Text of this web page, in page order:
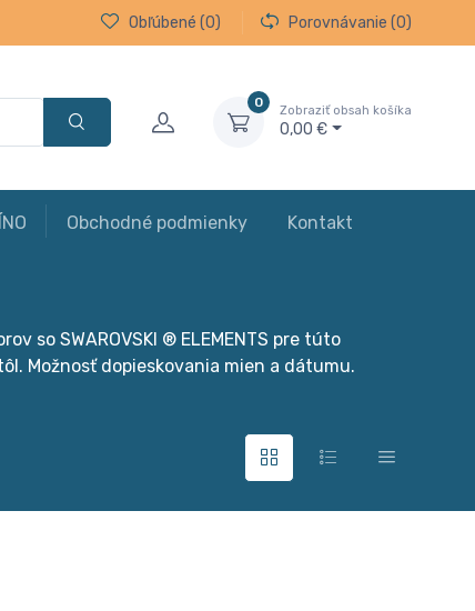
Obľúbené (0) Porovnávanie (0)
0
Zobraziť obsah košíka
0,00 €
Obchodné podmienky Kontakt
so SWAROVSKI ® ELEMENTS pre túto
Možnosť dopieskovania mien a dátumu.